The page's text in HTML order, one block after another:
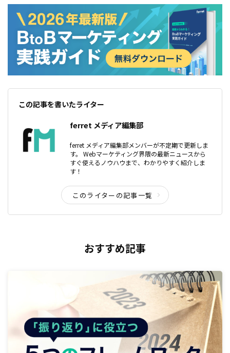
この記事を書いたライター
ferret メディア編集部
ferret メディア編集部メンバーが不定期で更新しま
す。 Webマーケティング界隈の最新ニュースから
すぐ使えるノウハウまで、わかりやすく紹介しま
す！
このライターの記事一覧
おすすめ記事